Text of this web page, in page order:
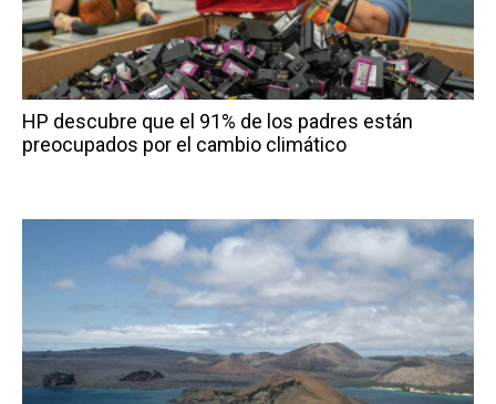
HP descubre que el 91% de los padres están
preocupados por el cambio climático